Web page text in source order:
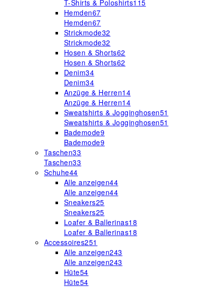
T-Shirts & Poloshirts115
Hemden67
Hemden67
Strickmode32
Strickmode32
Hosen & Shorts62
Hosen & Shorts62
Denim34
Denim34
Anzüge & Herren14
Anzüge & Herren14
Sweatshirts & Jogginghosen51
Sweatshirts & Jogginghosen51
Bademode9
Bademode9
Taschen33
Taschen33
Schuhe44
Alle anzeigen44
Alle anzeigen44
Sneakers25
Sneakers25
Loafer & Ballerinas18
Loafer & Ballerinas18
Accessoires251
Alle anzeigen243
Alle anzeigen243
Hüte54
Hüte54